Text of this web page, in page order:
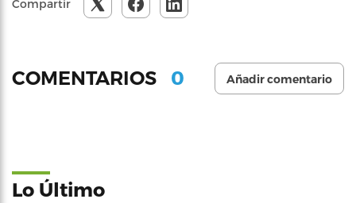
Compartir
COMENTARIOS 0 Añadir comentario
Lo Último